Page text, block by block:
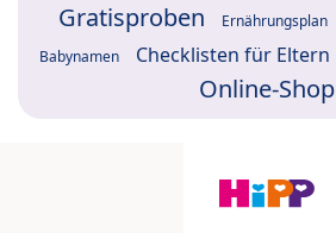
Gratisproben Ernährungsplan
Babynamen Checklisten für Eltern
Online-Shop